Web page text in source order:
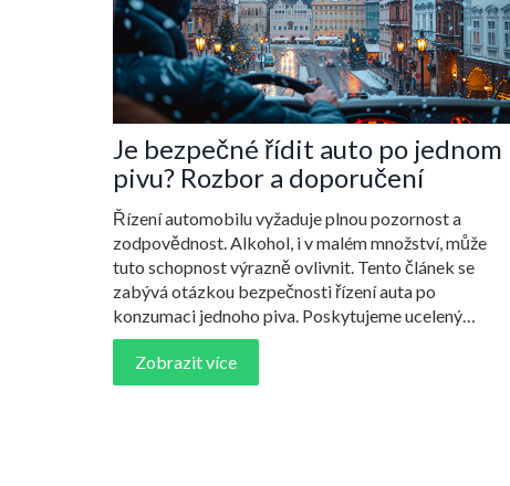
Je bezpečné řídit auto po jednom
pivu? Rozbor a doporučení
Řízení automobilu vyžaduje plnou pozornost a
zodpovědnost. Alkohol, i v malém množství, může
tuto schopnost výrazně ovlivnit. Tento článek se
zabývá otázkou bezpečnosti řízení auta po
konzumaci jednoho piva. Poskytujeme ucelený
pohled na to, jak alkohol ovlivňuje schopnost řízení,
jaká pravidla a doporučení existují v České republice
a jaké jsou nejlepší postupy pro zajištění vaší
Zobrazit více